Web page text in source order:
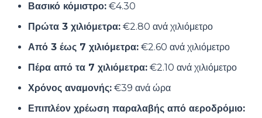
Βασικό κόμιστρο: €4.30
Πρώτα 3 χιλιόμετρα: €2.80 ανά χιλιόμετρο
Από 3 έως 7 χιλιόμετρα: €2.60 ανά χιλιόμετρο
Πέρα από τα 7 χιλιόμετρα: €2.10 ανά χιλιόμετρο
Χρόνος αναμονής: €39 ανά ώρα
Επιπλέον χρέωση παραλαβής από αεροδρόμιο: